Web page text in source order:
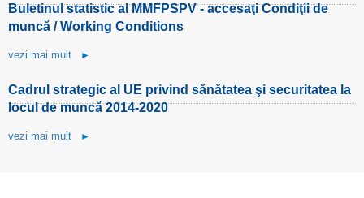
Buletinul statistic al MMFPSPV - accesaţi Condiţii de
muncă / Working Conditions
vezi mai mult ►
Cadrul strategic al UE privind sănătatea şi securitatea la
locul de muncă 2014-2020
vezi mai mult ►